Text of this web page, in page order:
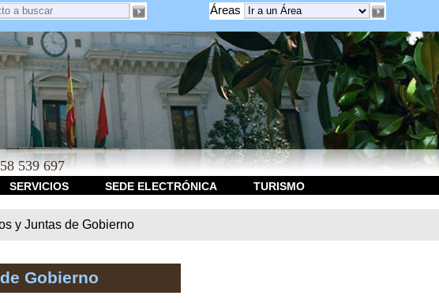
Áreas
539 697
SERVICIOS SEDE ELECTRÓNICA TURISMO
y Juntas de Gobierno
Gobierno